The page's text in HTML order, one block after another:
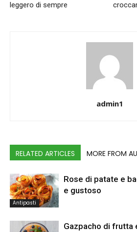
leggero di sempre
admin1
RELATED ARTICLES MORE FROM
Antipasti
Rose di patate e
e gustoso
Gazpacho di frutta